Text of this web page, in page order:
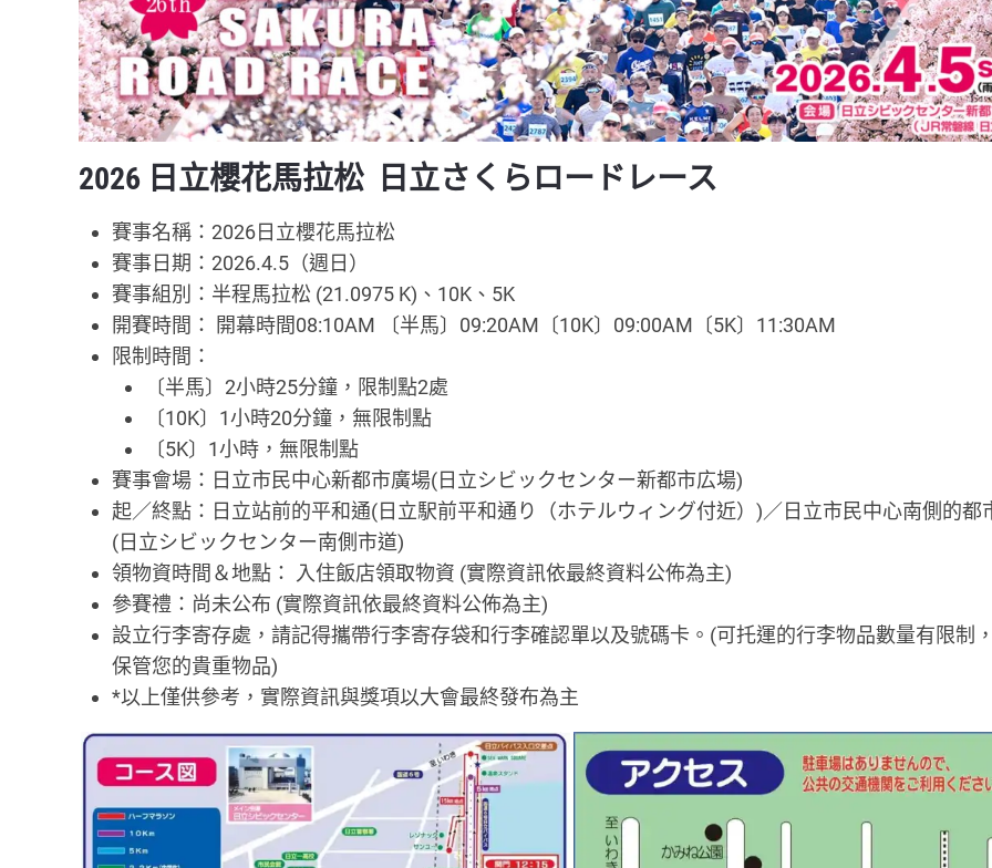
2026 日立櫻花馬拉松 日立さくらロードレース
賽事名稱：2026日立櫻花馬拉松
賽事日期：2026.4.5（週日）
賽事組別：半程馬拉松 (21.0975 K)、10K、5K
開賽時間： 開幕時間08:10AM 〔半馬〕09:20AM〔10K〕09:00AM〔5K〕11:30AM
限制時間：
〔半馬〕2小時25分鐘，限制點2處
〔10K〕1小時20分鐘，無限制點
〔5K〕1小時，無限制點
賽事會場：日立市民中心新都市廣場(日立シビックセンター新都市広場)
起／終點：日立站前的平和通(日立駅前平和通り（ホテルウィング付近）)／日立市民中心南側的都
(日立シビックセンター南側市道)
領物資時間＆地點： 入住飯店領取物資 (實際資訊依最終資料公佈為主)
參賽禮：尚未公布 (實際資訊依最終資料公佈為主)
設立行李寄存處，請記得攜帶行李寄存袋和行李確認單以及號碼卡。(可托運的行李物品數量有限制
保管您的貴重物品)
*以上僅供參考，實際資訊與獎項以大會最終發布為主